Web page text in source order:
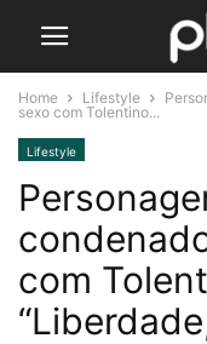
Home Lifestyle
sexo com Tolentino...
Lifestyle
com